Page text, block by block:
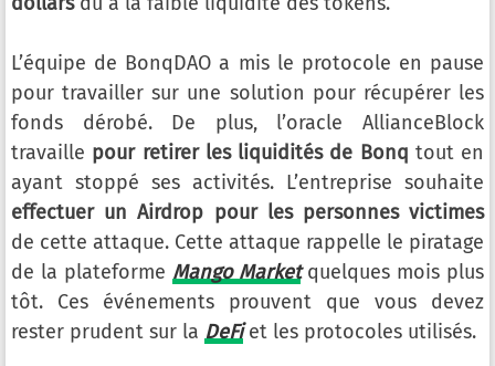
L’équipe de BonqDAO a mis le protocole en pause
pour travailler sur une solution pour récupérer les
fonds dérobé. De plus, l’oracle AllianceBlock
travaille pour retirer les liquidités de Bonq tout en
ayant stoppé ses activités. L’entreprise souhaite
effectuer un Airdrop pour les personnes victimes
de cette attaque. Cette attaque rappelle le piratage
de la plateforme Mango Marketquelques mois plus
tôt. Ces événements prouvent que vous devez
rester prudent sur la DeFiet les protocoles utilisés.